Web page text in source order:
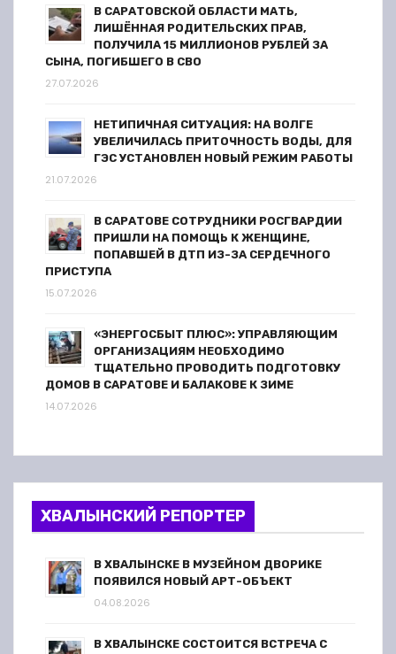
В САРАТОВСКОЙ ОБЛАСТИ МАТЬ,
ЛИШЁННАЯ РОДИТЕЛЬСКИХ ПРАВ,
ПОЛУЧИЛА 15 МИЛЛИОНОВ РУБЛЕЙ ЗА
СЫНА, ПОГИБШЕГО В СВО
27.07.2026
НЕТИПИЧНАЯ СИТУАЦИЯ: НА ВОЛГЕ
УВЕЛИЧИЛАСЬ ПРИТОЧНОСТЬ ВОДЫ, ДЛЯ
ГЭС УСТАНОВЛЕН НОВЫЙ РЕЖИМ РАБОТЫ
21.07.2026
В САРАТОВЕ СОТРУДНИКИ РОСГВАРДИИ
ПРИШЛИ НА ПОМОЩЬ К ЖЕНЩИНЕ,
ПОПАВШЕЙ В ДТП ИЗ-ЗА СЕРДЕЧНОГО
ПРИСТУПА
15.07.2026
«ЭНЕРГОСБЫТ ПЛЮС»: УПРАВЛЯЮЩИМ
ОРГАНИЗАЦИЯМ НЕОБХОДИМО
ТЩАТЕЛЬНО ПРОВОДИТЬ ПОДГОТОВКУ
ДОМОВ В САРАТОВЕ И БАЛАКОВЕ К ЗИМЕ
14.07.2026
ХВАЛЫНСКИЙ РЕПОРТЕР
В ХВАЛЫНСКЕ В МУЗЕЙНОМ ДВОРИКЕ
ПОЯВИЛСЯ НОВЫЙ АРТ-ОБЪЕКТ
04.08.2026
В ХВАЛЫНСКЕ СОСТОИТСЯ ВСТРЕЧА С